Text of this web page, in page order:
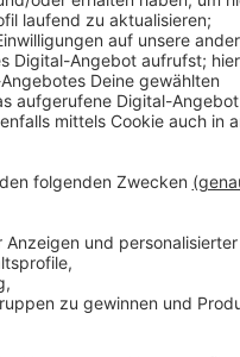
sechste Familie in
Familien mit
in Unterhaltsfamilien
es Familien mit
die in